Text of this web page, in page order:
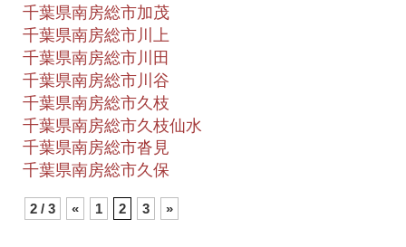
千葉県南房総市加茂
千葉県南房総市川上
千葉県南房総市川田
千葉県南房総市川谷
千葉県南房総市久枝
千葉県南房総市久枝仙水
千葉県南房総市沓見
千葉県南房総市久保
2 / 3 « 1 2 3 »